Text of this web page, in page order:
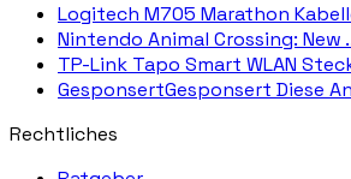
Logitech M705 Marathon
Nintendo Animal Crossing: New
TP-Link Tapo Smart WLAN
GesponsertGesponsert Diese
Rechtliches